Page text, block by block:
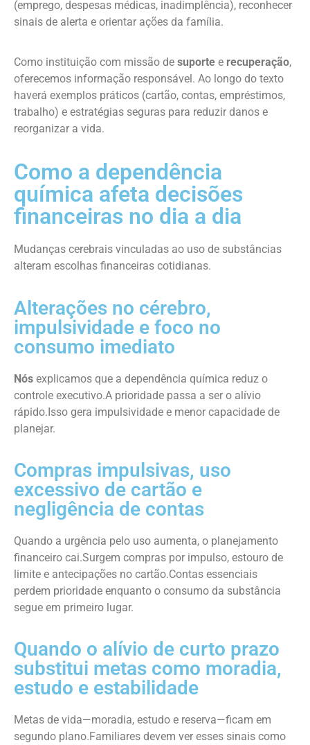
(emprego, despesas médicas, inadimplência), reconhecer
sinais de alerta e orientar ações da família.
Como instituição com missão de suporte e recuperação,
oferecemos informação responsável. Ao longo do texto
haverá exemplos práticos (cartão, contas, empréstimos,
trabalho) e estratégias seguras para reduzir danos e
reorganizar a vida.
Como a dependência
química afeta decisões
financeiras no dia a dia
Mudanças cerebrais vinculadas ao uso de substâncias
alteram escolhas financeiras cotidianas.
Alterações no cérebro,
impulsividade e foco no
consumo imediato
Nós explicamos que a dependência química reduz o
controle executivo.A prioridade passa a ser o alívio
rápido.Isso gera impulsividade e menor capacidade de
planejar.
Compras impulsivas, uso
excessivo de cartão e
negligência de contas
Quando a urgência pelo uso aumenta, o planejamento
financeiro cai.Surgem compras por impulso, estouro de
limite e antecipações no cartão.Contas essenciais
perdem prioridade enquanto o consumo da substância
segue em primeiro lugar.
Quando o alívio de curto prazo
substitui metas como moradia,
estudo e estabilidade
Metas de vida—moradia, estudo e reserva—ficam em
segundo plano.Familiares devem ver esses sinais como